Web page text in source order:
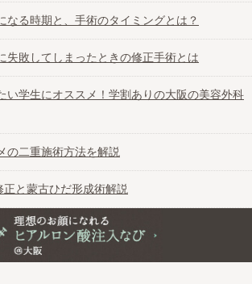
りにくい目頭切開のリドレープ法
目を改善するオープンアイズ法を解
んが二重になる時期と、手術のタイミ
整形手術に失敗してしまったときの修
とは
なる時期と、手術のタイミングとは？
失敗してしまったときの修正手術とは
い学生にオススメ！学割ありの大阪の美容外科
の二重施術方法を解説
正と蒙古ひだ形成術解説
になれるヒアルロン酸注入なび＠大阪